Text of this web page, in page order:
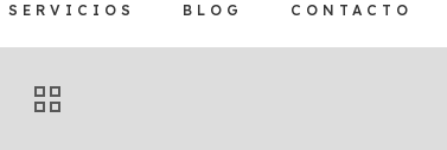
SERVICIOS BLOG CONTACTO